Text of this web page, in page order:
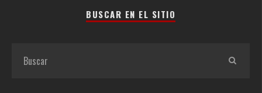
BUSCAR EN EL SITIO